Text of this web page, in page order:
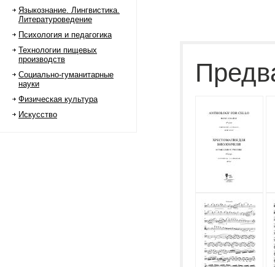
Языкознание. Лингвистика.
Литературоведение
Психология и педагогика
Технологии пищевых
производств
Социально-гуманитарные
науки
Физическая культура
Искусство